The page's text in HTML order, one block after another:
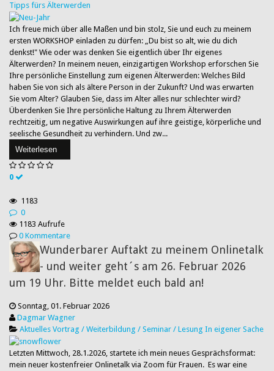
Tipps fürs Älterwerden
Ich freue mich über alle Maßen und bin stolz, Sie und euch zu meinem
ersten WORKSHOP einladen zu dürfen: „Du bist so alt, wie du dich
denkst!" Wie oder was denken Sie eigentlich über Ihr eigenes
Älterwerden? In meinem neuen, einzigartigen Workshop erforschen Sie
Ihre persönliche Einstellung zum eigenen Älterwerden: Welches Bild
haben Sie von sich als ältere Person in der Zukunft? Und was erwarten
Sie vom Alter? Glauben Sie, dass im Alter alles nur schlechter wird?
Überdenken Sie Ihre persönliche Haltung zu Ihrem Älterwerden
rechtzeitig, um negative Auswirkungen auf ihre geistige, körperliche und
seelische Gesundheit zu verhindern. Und zw...
Weiterlesen
0
1183
0
1183 Aufrufe
0 Kommentare
Wunderbarer Auftakt zu meinem Onlinetalk
- und weiter geht´s am 26. Februar 2026
um 19 Uhr. Bitte meldet euch bald an!
Sonntag, 01. Februar 2026
Dagmar Wagner
Aktuelles Vortrag / Weiterbildung / Seminar / Lesung In eigener Sache
Letzten Mittwoch, 28.1.2026, startete ich mein neues Gesprächsformat:
mein neuer kostenfreier Onlinetalk via Zoom für Frauen. Es war eine